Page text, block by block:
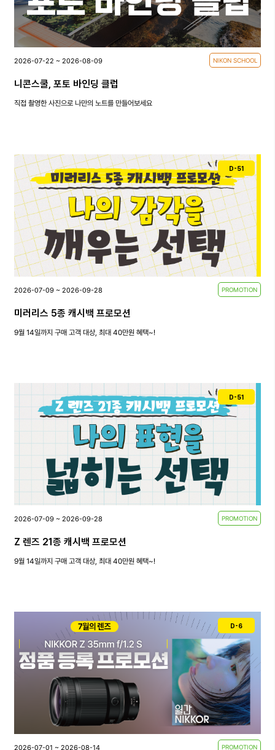
니콘스쿨, 포토 바인딩 클럽
NIKON SCHOOL
직접 촬영한 사진으로 나만의 노트를 만들어보세요
2026-07-22 ~ 2026-08-09
미러리스 5종 캐시백 프로모션
PROMOTION
9월 14일까지 구매 고객 대상, 최대 40만원 혜택~!
2026-07-09 ~ 2026-09-28
D-51
Z 렌즈 21종 캐시백 프로모션
PROMOTION
9월 14일까지 구매 고객 대상, 최대 40만원 혜택~!
2026-07-09 ~ 2026-09-28
D-51
PROMOTION
2026-07-01 ~ 2026-08-14
D-6